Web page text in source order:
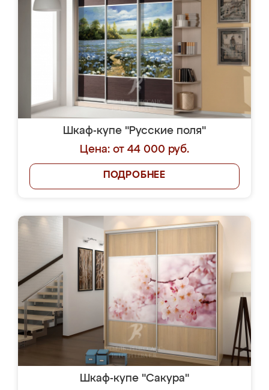
Шкаф-купе "Русские поля"
Цена: от 44 000 руб.
ПОДРОБНЕЕ
Шкаф-купе "Сакура"